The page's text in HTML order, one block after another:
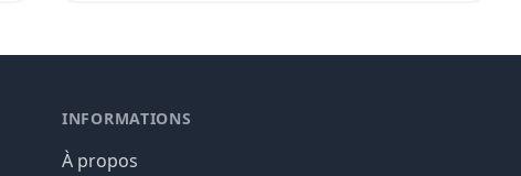
INFORMATIONS
À propos